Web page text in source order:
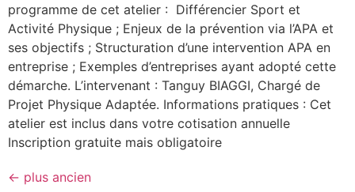
programme de cet atelier : Différencier Sport et
Activité Physique ; Enjeux de la prévention via l’APA et
ses objectifs ; Structuration d’une intervention APA en
entreprise ; Exemples d’entreprises ayant adopté cette
démarche. L’intervenant : Tanguy BIAGGI, Chargé de
Projet Physique Adaptée. Informations pratiques : Cet
atelier est inclus dans votre cotisation annuelle
Inscription gratuite mais obligatoire
← plus ancien